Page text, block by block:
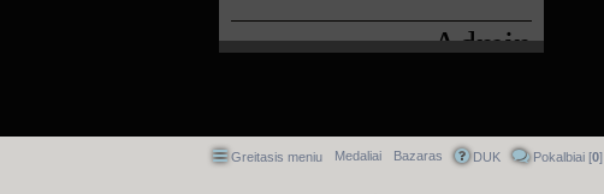
Admin
Greitasis meniu Medaliai Bazaras DUK Pokalbiai [0]